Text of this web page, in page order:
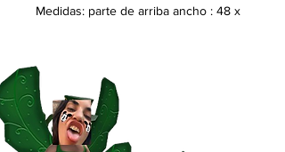
Medidas: parte de arriba ancho : 48 x
largo : 34 cm. Uniko ❤️